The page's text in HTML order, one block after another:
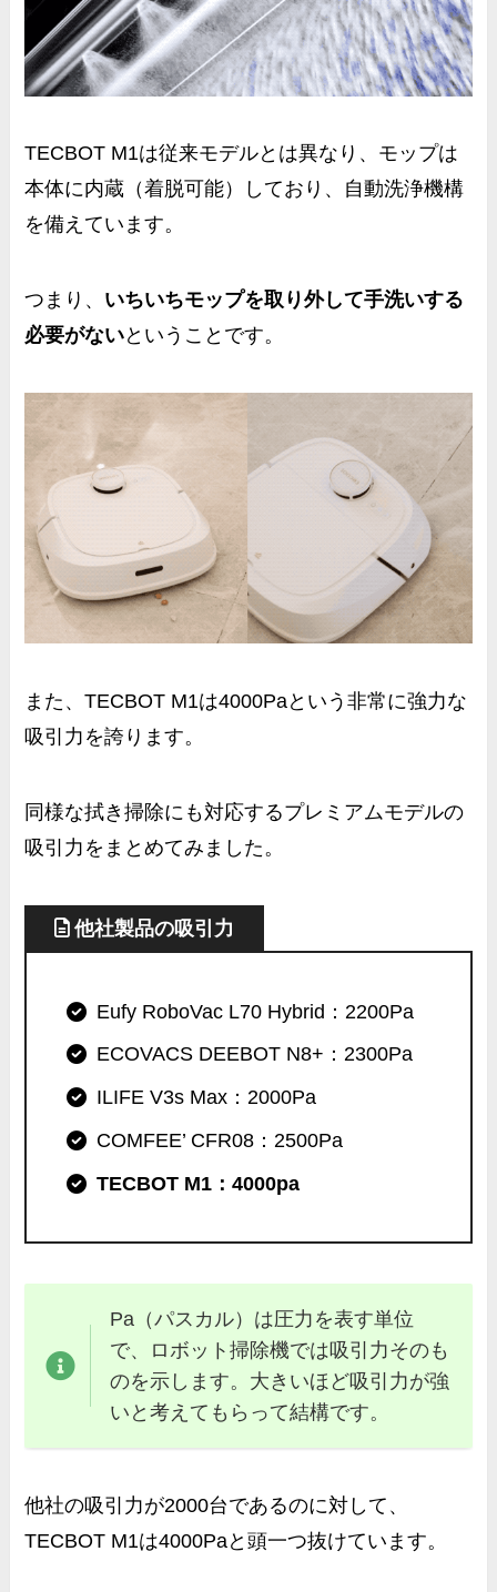
TECBOT M1は従来モデルとは異なり、モップは
本体に内蔵（着脱可能）
しており、 自動洗浄機構
を備えています。
つまり、 いちいちモップを取り外して手洗いする
必要がないということです。
また、TECBOT M1は4000Paという非常に強力な
吸引力 を誇ります。
同様な拭き掃除にも対応するプレミアムモデルの
吸引力をまとめてみました。
他社製品の吸引力
Eufy RoboVac L70 Hybrid：2200Pa
ECOVACS DEEBOT N8+：2300Pa
ILIFE V3s Max：2000Pa
COMFEE’ CFR08：2500Pa
TECBOT M1：4000pa
Pa（パスカル）は圧力を表す単位
で、ロボット掃除機では吸引力そのも
のを示します。大きいほど吸引力が強
いと考えてもらって結構です。
他社の吸引力が2000台であるのに対して、
TECBOT M1は4000Paと頭一つ抜けています。